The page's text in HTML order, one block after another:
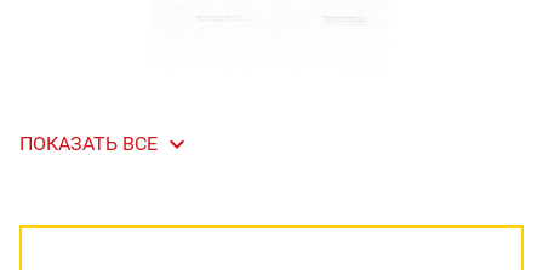
ПОКАЗАТЬ ВСЕ 